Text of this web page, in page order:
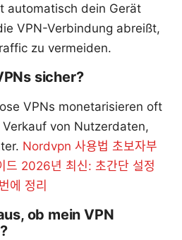
automatisch dein Gerät
VPN-Verbindung abreißt,
zu vermeiden.
sicher?
VPNs monetarisieren oft
von Nutzerdaten,
Nordvpn 사용법 초보자부
드 2026년 최신: 초간단 설정
에 정리
ob mein VPN